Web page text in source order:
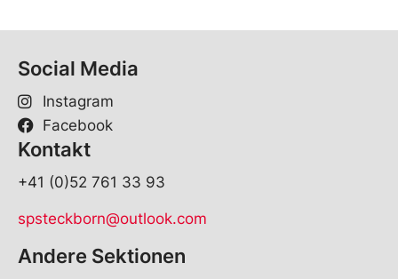
Social Media
Instagram
Facebook
Kontakt
+41 (0)52 761 33 93
spsteckborn@outlook.com
Andere Sektionen